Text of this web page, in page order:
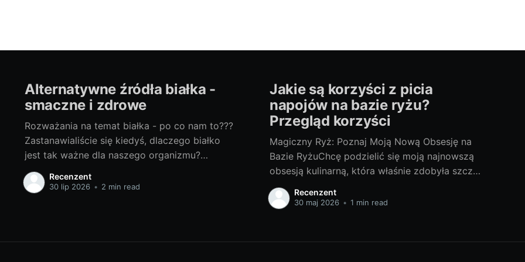
Alternatywne źródła białka -
smaczne i zdrowe
Rozważania na temat białka - po co nam to???
Zastanawialiście się kiedyś, dlaczego białko
jest tak ważne dla naszego organizmu?
Głównym zadaniem białka jest budowanie i
regeneracja tkanek, zwłaszcza mięśni. Jest to
Recenzent
30 lip 2026 • 2 min read
Jakie są korzyści z picia
napojów na bazie ryżu?
Przegląd korzyści
Magiczny Ryż: Poznaj Moją Nową Obsesję na
Bazie RyżuChcę podzielić się moją najnowszą
obsesją kulinarną, która właśnie zdobyła szczyt
mojej listy - otóż, to jest mleko ryżowe. Jest to
napój roślinny, który szybko zyskuje
pochodzące z umiłowanego przez
Recenzent
30 maj 2026 • 1 min read